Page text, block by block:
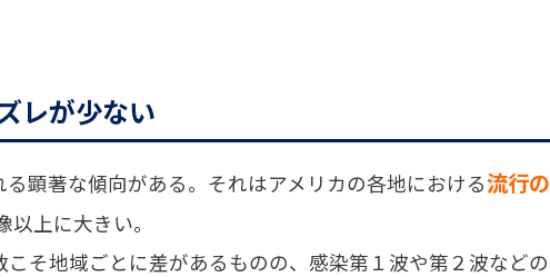
レが少ない
顕著な傾向がある。それはアメリカの各地における流行の
以上に大きい。
そ地域ごとに差があるものの、感染第１波や第２波などの